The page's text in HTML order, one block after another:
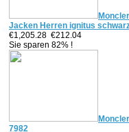
Moncler
Jacken Herren ignitus
€1,205.28 €212.04
Sie sparen 82% !
7982